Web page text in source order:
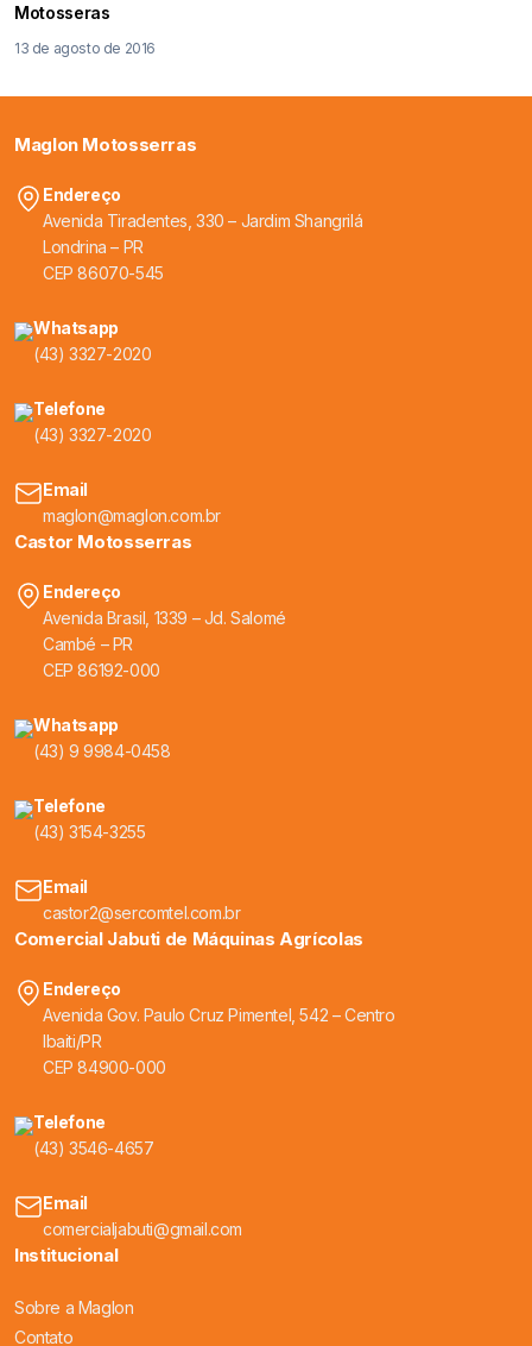
Motosseras
13 de agosto de 2016
Maglon Motosserras
Endereço
Avenida Tiradentes, 330 – Jardim Shangrilá
Londrina – PR
CEP 86070-545
Whatsapp
(43) 3327-2020
Telefone
(43) 3327-2020
Email
maglon@maglon.com.br
Castor Motosserras
Endereço
Avenida Brasil, 1339 – Jd. Salomé
Cambé – PR
CEP 86192-000
Whatsapp
(43) 9 9984-0458
Telefone
(43) 3154-3255
Email
castor2@sercomtel.com.br
Comercial Jabuti de Máquinas Agrícolas
Endereço
Avenida Gov. Paulo Cruz Pimentel, 542 – Centro
Ibaiti/PR
CEP 84900-000
Telefone
(43) 3546-4657
Email
comercialjabuti@gmail.com
Institucional
Sobre a Maglon
Contato